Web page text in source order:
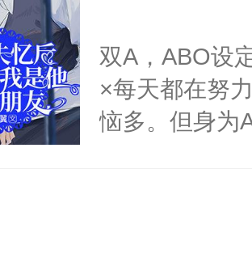
离开。”-骨子
秘密，低声笑
原来是在偷
的孩子，才能
双A，ABO设
×每天都在努
恼多。但身为